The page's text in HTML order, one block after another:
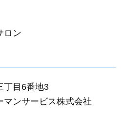
ロン
丁目6番地3
マンサービス株式会社